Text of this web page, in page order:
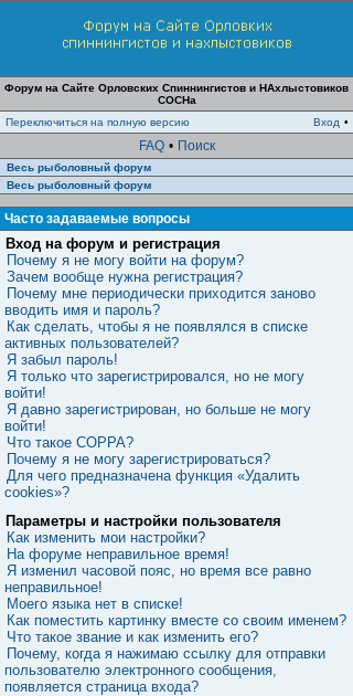
Форум на Сайте Орловских Спиннингистов и НАхлыстовиков
СОСНа
Переключиться на полную версию
Вход •
FAQ • Поиск
Весь рыболовный форум
Весь рыболовный форум
Часто задаваемые вопросы
Вход на форум и регистрация
Почему я не могу войти на форум?
Зачем вообще нужна регистрация?
Почему мне периодически приходится заново
вводить имя и пароль?
Как сделать, чтобы я не появлялся в списке
активных пользователей?
Я забыл пароль!
Я только что зарегистрировался, но не могу
войти!
Я давно зарегистрирован, но больше не могу
войти!
Что такое COPPA?
Почему я не могу зарегистрироваться?
Для чего предназначена функция «Удалить
cookies»?
Параметры и настройки пользователя
Как изменить мои настройки?
На форуме неправильное время!
Я изменил часовой пояс, но время все равно
неправильное!
Моего языка нет в списке!
Как поместить картинку вместе со своим именем?
Что такое звание и как изменить его?
Почему, когда я нажимаю ссылку для отправки
пользователю электронного сообщения,
появляется страница входа?